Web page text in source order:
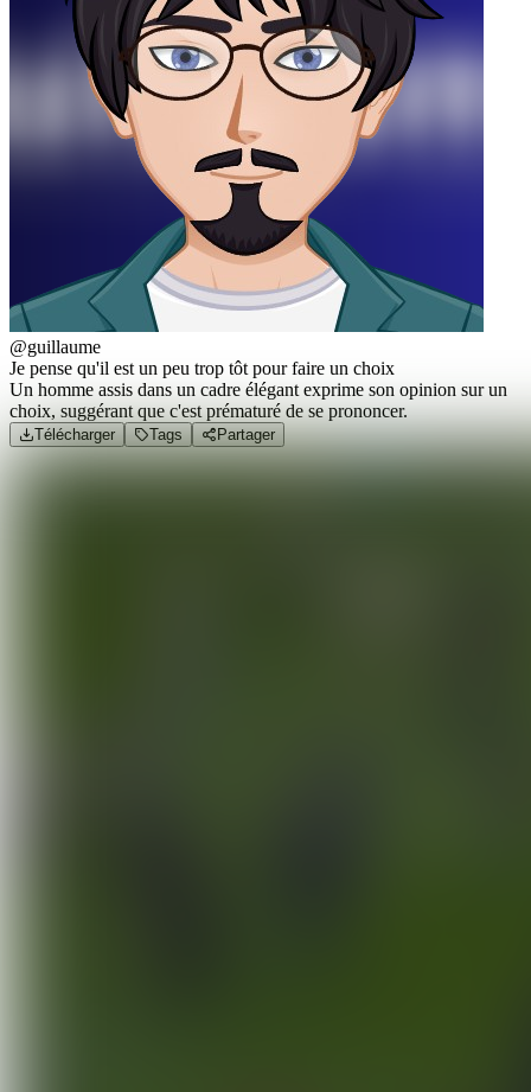
@guillaume
Je pense qu'il est un peu trop tôt pour faire un choix
Un homme assis dans un cadre élégant exprime son opinion sur un
choix, suggérant que c'est prématuré de se prononcer.
Télécharger Tags Partager